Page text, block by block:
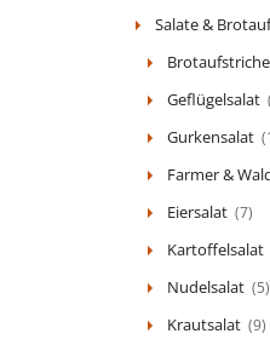
Salate &
Brotaufstriche
Geflügelsalat
Gurkensalat
Farmer &
Eiersalat (7)
Kartoffelsalat
Nudelsalat (5)
Krautsalat (9)